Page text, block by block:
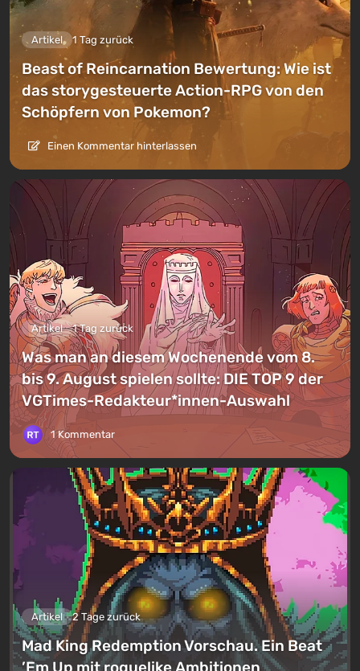
Artikel 1 Tag zurück
Beast of Reincarnation Bewertung: Wie ist
das storygesteuerte Action-RPG von den
Schöpfern von Pokemon?
Einen Kommentar hinterlassen
Artikel 1 Tag zurück
Was man an diesem Wochenende vom 8.
bis 9. August spielen sollte: DIE TOP 9 der
VGTimes-Redakteur*innen-Auswahl
1 Kommentar
Artikel 2 Tage zurück
Mad King Redemption Vorschau. Ein Beat
’Em Up mit roguelike Ambitionen